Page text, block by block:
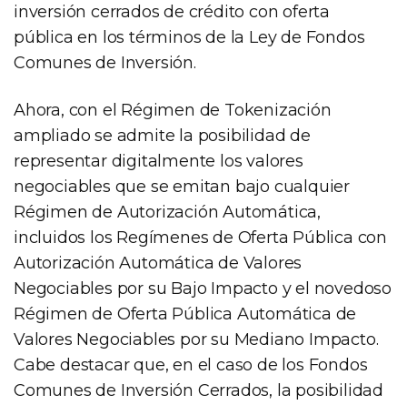
inversión cerrados de crédito con oferta
pública en los términos de la Ley de Fondos
Comunes de Inversión.
Ahora, con el Régimen de Tokenización
ampliado se admite la posibilidad de
representar digitalmente los valores
negociables que se emitan bajo cualquier
Régimen de Autorización Automática,
incluidos los Regímenes de Oferta Pública con
Autorización Automática de Valores
Negociables por su Bajo Impacto y el novedoso
Régimen de Oferta Pública Automática de
Valores Negociables por su Mediano Impacto.
Cabe destacar que, en el caso de los Fondos
Comunes de Inversión Cerrados, la posibilidad